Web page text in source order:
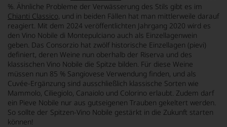
%. Ähnliche Probleme der Verwässerung des Stils gibt es im
Chianti Classico, und in beiden Fällen hat man mittlerweile darauf
reagiert. Mit dem 2024 veröffentlichten Jahrgang 2020 wird es
den Vino Nobile di Montepulciano auch als Einzellagenwein
geben. Das Consorzio hat zwölf historische Einzellagen (pievi)
definiert, deren Weine nun oberhalb der Riserva und des
klassischen Vino Nobile die Spitze bilden. Für diese Weine
müssen nun 85 % Sangiovese Verwendung finden, und als
Cuvée-Ergänzung sind ausschließlich klassische Sorten wie
Mammolo, Ciliegiolo, Canaiolo und Colorino erlaubt. Zudem darf
ein Pieve Nobile nur aus gutseigenen Trauben gekeltert werden.
So sollte der Spitzen-Vino Nobile gestärkt in die Zukunft starten
können!